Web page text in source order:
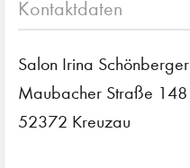
Kontaktdaten
Salon Irina Schönberger
Maubacher Straße 148
52372 Kreuzau